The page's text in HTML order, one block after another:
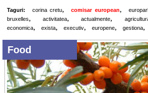
Taguri: corina cretu, comisar european,
bruxelles, activitatea, actualmente,
economica, exista, executiv, europene, gestiona,
Food